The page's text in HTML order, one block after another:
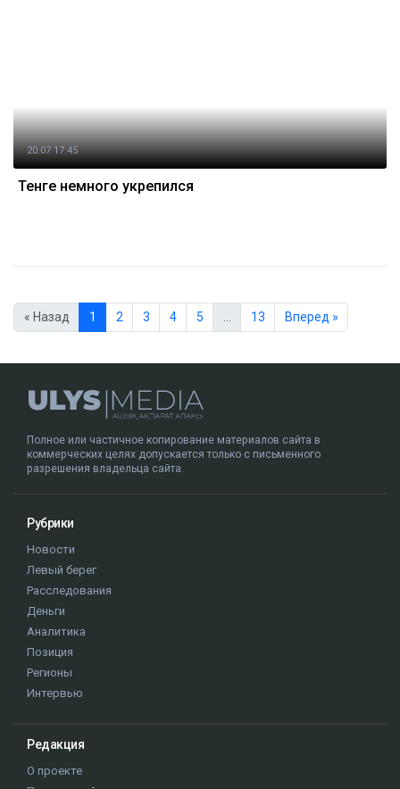
20.07 17:45
Тенге немного укрепился
« Назад 1 2 3 4 5 … 13 Вперед »
Полное или частичное копирование материалов сайта в
коммерческих целях допускается только с письменного
разрешения владельца сайта.
Рубрики
Новости
Левый берег
Расследования
Деньги
Аналитика
Позиция
Регионы
Интервью
Редакция
О проекте